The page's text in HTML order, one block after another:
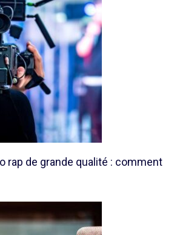
rap de grande qualité : comment